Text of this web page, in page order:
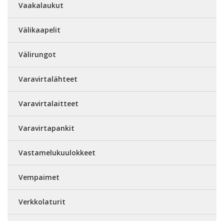
Vaakalaukut
Välikaapelit
Välirungot
Varavirtalähteet
Varavirtalaitteet
Varavirtapankit
Vastamelukuulokkeet
Vempaimet
Verkkolaturit